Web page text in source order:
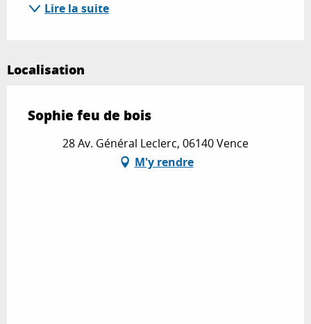
Lire la suite
Localisation
Sophie feu de bois
28 Av. Général Leclerc, 06140 Vence
M'y rendre